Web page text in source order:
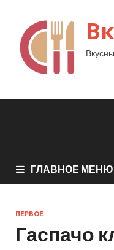
ГЛАВНОЕ МЕНЮ
ПЕРВОЕ
Гаспачо